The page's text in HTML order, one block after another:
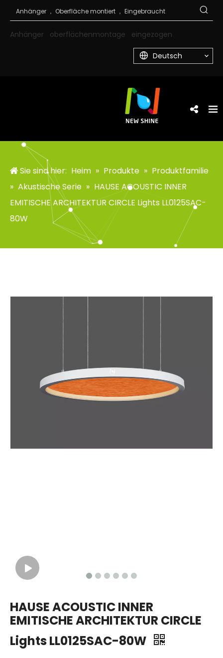
Anhänger oberflächenmontage eingezogen
Deutsch
Sie sind hier: Heim » Produkte » Produktfamilie
» Akustische Serie » HAUSE ACOUSTIC INNER
EMITISCHE ARCHITEKTUR CIRCLE Lights LL0125SAC-
80W
HAUSE ACOUSTIC INNER
EMITISCHE ARCHITEKTUR CIRCLE
Lights LL0125SAC-80W